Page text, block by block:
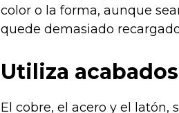
color o la forma, aunque
quede demasiado
Utiliza
El cobre, el acero y el